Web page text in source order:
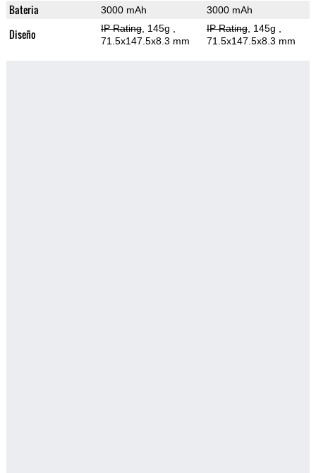
Bateria 3000 mAh 3000 mAh
Diseño IP Rating, 145g
71.5x147.5x8.3 mm
IP Rating, 145g
71.5x147.5x8.3 mm